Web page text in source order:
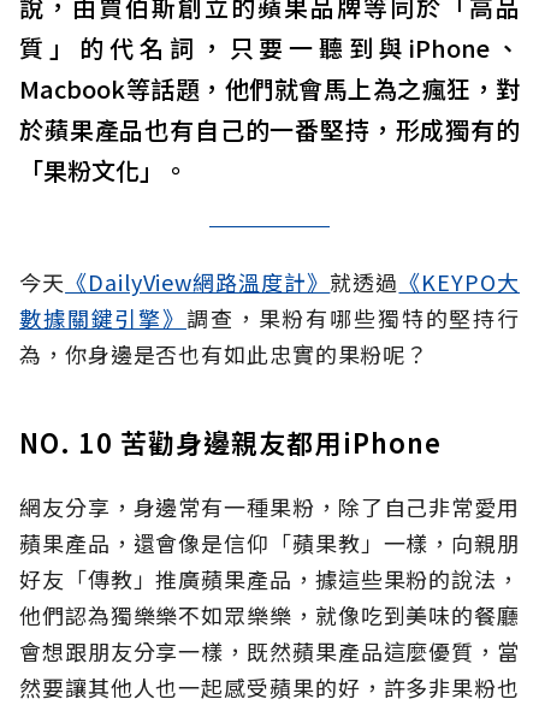
質」的代名詞，只要一聽到與iPhone、
Macbook等話題，他們就會馬上為之瘋狂，對
於蘋果產品也有自己的一番堅持，形成獨有的
「果粉文化」。
今天 《DailyView網路溫度計》 就透過 《KEYPO大
數據關鍵引擎》 調查，果粉有哪些獨特的堅持行
為，你身邊是否也有如此忠實的果粉呢？
NO. 10 苦勸身邊親友都用iPhone
網友分享，身邊常有一種果粉，除了自己非常愛用
蘋果產品，還會像是信仰「蘋果教」一樣，向親朋
好友「傳教」推廣蘋果產品，據這些果粉的說法，
他們認為獨樂樂不如眾樂樂，就像吃到美味的餐廳
會想跟朋友分享一樣，既然蘋果產品這麼優質，當
然要讓其他人也一起感受蘋果的好，許多非果粉也